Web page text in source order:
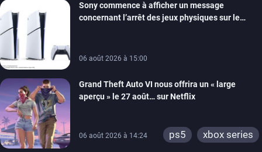
switch
ios
android
ps4
Sony commence à afficher un message
concernant l’arrêt des jeux physiques sur le
06 août 2026 à 15:00
Grand Theft Auto VI nous offrira un « large
aperçu » le 27 août… sur Netflix
06 août 2026 à 14:24 ps5 xbox series